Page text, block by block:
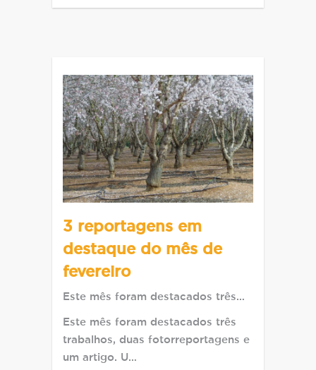
3 reportagens em
destaque do mês de
fevereiro
Este mês foram destacados três…
Este mês foram destacados três
trabalhos, duas fotorreportagens e
um artigo. U…